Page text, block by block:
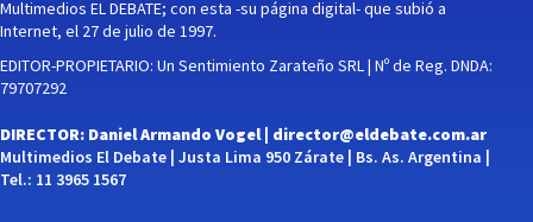
Multimedios EL DEBATE; con esta -su página digital- que subió a
Internet, el 27 de julio de 1997.
EDITOR-PROPIETARIO: Un Sentimiento Zarateño SRL | Nº de Reg. DNDA:
79707292
DIRECTOR: Daniel Armando Vogel | director@eldebate.com.ar
Multimedios El Debate | Justa Lima 950 Zárate | Bs. As. Argentina |
Tel.: 11 3965 1567